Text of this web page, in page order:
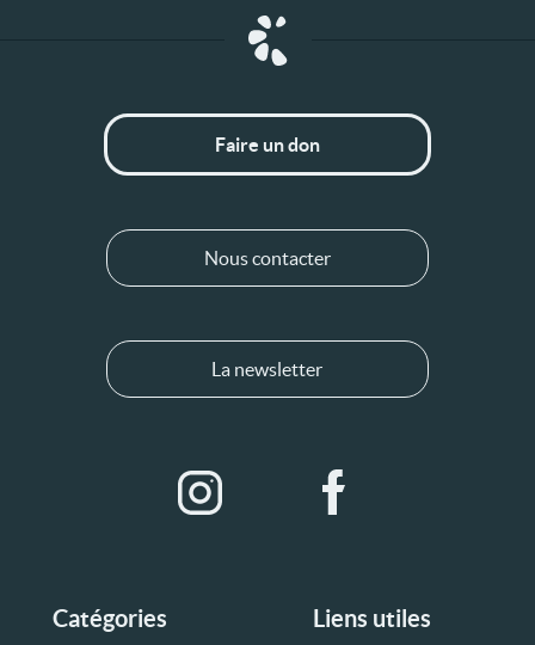
Catégories Liens utiles
Faire un don
Nous contacter
La newsletter